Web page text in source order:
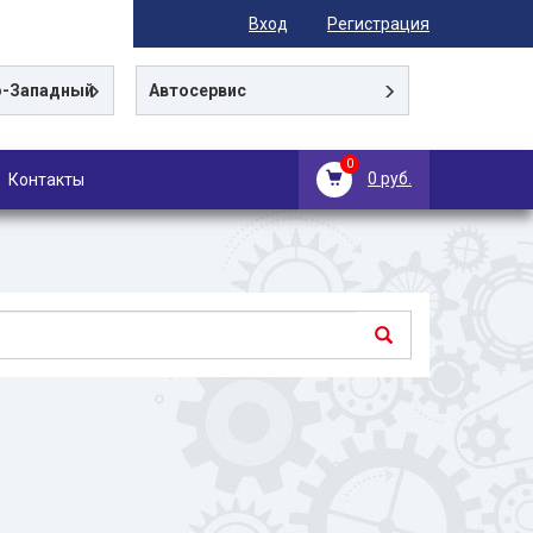
Вход Регистрация
Западный Автосервис
0
0 руб.
Контакты